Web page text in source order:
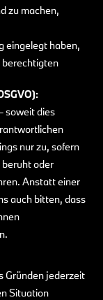
zu machen,
eingelegt haben,
berechtigten
soweit dies
nur zu, sofern
oder
Anstatt einer
auch bitten, dass
Gründen jederzeit
Situation